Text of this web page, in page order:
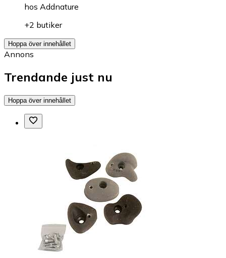
hos Addnature
+2 butiker
Hoppa över innehållet
Annons
Trendande just nu
Hoppa över innehållet